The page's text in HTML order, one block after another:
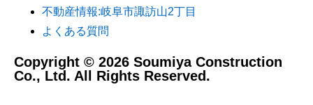
不動産情報:岐阜市諏訪山2丁目
よくある質問
Copyright © 2026 Soumiya Construction
Co., Ltd. All Rights Reserved.